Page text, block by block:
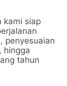
kami siap
penyesuaian
hingga
tahun